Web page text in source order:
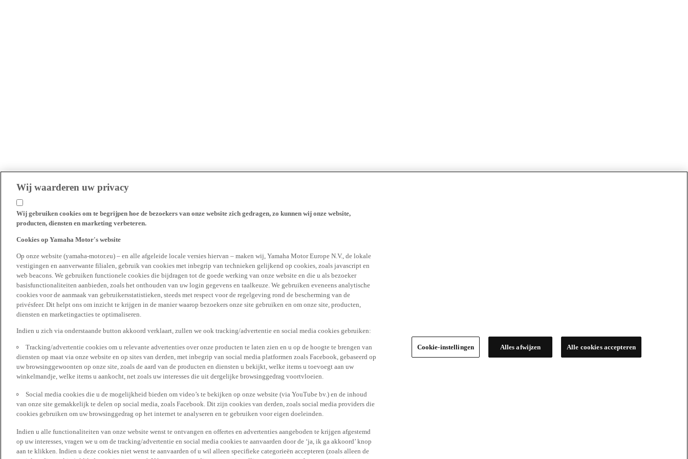
Wij waarderen uw privacy
Wij gebruiken cookies om te begrijpen hoe de bezoekers van onze website zich gedragen, zo kunnen wij onze website,
producten, diensten en marketing verbeteren.
Cookies op Yamaha Motor's website
Op onze website (yamaha-motor.eu) – en alle afgeleide locale versies hiervan – maken wij, Yamaha Motor Europe N.V., de lokale
vestigingen en aanverwante filialen, gebruik van cookies met inbegrip van technieken gelijkend op cookies, zoals javascript en
web beacons. We gebruiken functionele cookies die bijdragen tot de goede werking van onze website en die u als bezoeker
basisfunctionaliteiten aanbieden, zoals het onthouden van uw login gegevens en taalkeuze. We gebruiken eveneens analytische
cookies voor de aanmaak van gebruikersstatistieken, steeds met respect voor de regelgeving rond de bescherming van de
privésfeer. Dit helpt ons om inzicht te krijgen in de manier waarop bezoekers onze site gebruiken en om onze site, producten,
diensten en marketingacties te optimaliseren.
Indien u zich via onderstaande button akkoord verklaart, zullen we ook tracking/advertentie en social media cookies gebruiken:
Tracking/advertentie cookies om u relevante advertenties over onze producten te laten zien en u op de hoogte te brengen van
diensten op maat via onze website en op sites van derden, met inbegrip van social media platformen zoals Facebook, gebaseerd op
uw browsinggewoonten op onze site, zoals de aard van de producten en diensten u bekijkt, welke items u toevoegt aan uw
winkelmandje, welke items u aankocht, net zoals uw interesses die uit dergelijke browsinggedrag voortvloeien.
Social media cookies die u de mogelijkheid bieden om video’s te bekijken op onze website (via YouTube bv.) en de inhoud
van onze site gemakkelijk te delen op social media, zoals Facebook. Dit zijn cookies van derden, zoals social media providers die
cookies gebruiken om uw browsinggedrag op het internet te analyseren en te gebruiken voor eigen doeleinden.
Indien u alle functionaliteiten van onze website wenst te ontvangen en offertes en advertenties aangeboden te krijgen afgestemd
op uw interesses, vragen we u om de tracking/advertentie en social media cookies te aanvaarden door de ‘ja, ik ga akkoord’ knop
aan te klikken. Indien u deze cookies niet wenst te aanvaarden of u wil alleen specifieke categorieën accepteren (zoals alleen de
Cookie-instellingen Alles afwijzen Alle cookies accepteren